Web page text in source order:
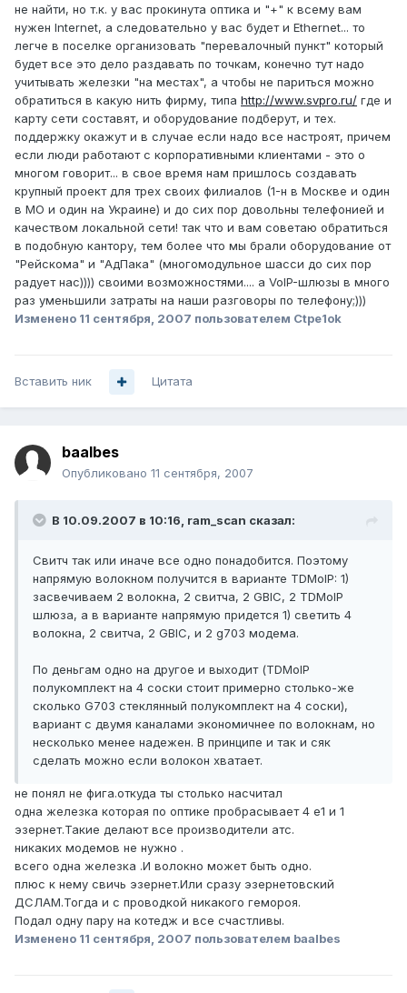
не найти, но т.к. у вас прокинута оптика и "+" к всему вам
нужен Internet, а следовательно у вас будет и Ethernet... то
легче в поселке организовать "перевалочный пункт" который
будет все это дело раздавать по точкам, конечно тут надо
учитывать железки "на местах", а чтобы не париться можно
обратиться в какую нить фирму, типа http://www.svpro.ru/ где и
карту сети составят, и оборудование подберут, и тех.
поддержку окажут и в случае если надо все настроят, причем
если люди работают с корпоративными клиентами - это о
многом говорит... в свое время нам пришлось создавать
крупный проект для трех своих филиалов (1-н в Москве и один
в МО и один на Украине) и до сих пор довольны телефонией и
качеством локальной сети! так что и вам советаю обратиться
в подобную кантору, тем более что мы брали оборудование от
"Рейскома" и "АдПака" (многомодульное шасси до сих пор
радует нас)))) своими возможностями.... а VoIP-шлюзы в много
раз уменьшили затраты на наши разговоры по телефону;)))
Изменено 11 сентября, 2007 пользователем Ctpe1ok
Вставить ник Цитата
baalbes
Опубликовано 11 сентября, 2007
В 10.09.2007 в 10:16, ram_scan сказал:
Свитч так или иначе все одно понадобится. Поэтому
напрямую волокном получится в варианте TDMoIP: 1)
засвечиваем 2 волокна, 2 свитча, 2 GBIC, 2 TDMoIP
шлюза, а в варианте напрямую придется 1) светить 4
волокна, 2 свитча, 2 GBIC, и 2 g703 модема.
По деньгам одно на другое и выходит (TDMoIP
полукомплект на 4 соски стоит примерно столько-же
сколько G703 стеклянный полукомплект на 4 соски),
вариант с двумя каналами экономичнее по волокнам, но
несколько менее надежен. В принципе и так и сяк
сделать можно если волокон хватает.
не понял не фига.откуда ты столько насчитал
одна железка которая по оптике пробрасывает 4 е1 и 1
эзернет.Такие делают все производители атс.
никаких модемов не нужно .
всего одна железка .И волокно может быть одно.
плюс к нему свичь эзернет.Или сразу эзернетовский
ДСЛАМ.Тогда и с проводкой никакого гемороя.
Подал одну пару на котедж и все счастливы.
Изменено 11 сентября, 2007 пользователем baalbes